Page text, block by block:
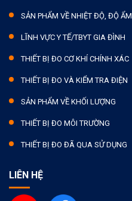
SẢN PHẨM VỀ NHIỆT ĐỘ, ĐỘ ẨM
LĨNH VỰC Y TẾ/TBYT GIA ĐÌNH
THIẾT BỊ ĐO CƠ KHÍ CHÍNH XÁC
THIẾT BỊ ĐO VÀ KIỂM TRA ĐIỆN
SẢN PHẨM VỀ KHỐI LƯỢNG
THIẾT BỊ ĐO MÔI TRƯỜNG
THIẾT BỊ ĐO ĐÃ QUA SỬ DỤNG
LIÊN HỆ